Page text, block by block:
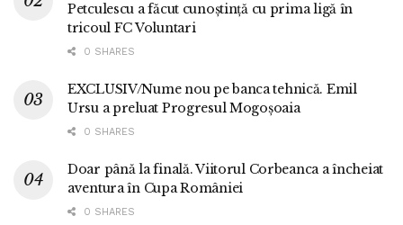
Petculescu a făcut cunoștință cu prima ligă în
tricoul FC Voluntari
0 SHARES
EXCLUSIV/Nume nou pe banca tehnică. Emil
Ursu a preluat Progresul Mogoșoaia
0 SHARES
Doar până la finală. Viitorul Corbeanca a încheiat
aventura în Cupa României
0 SHARES